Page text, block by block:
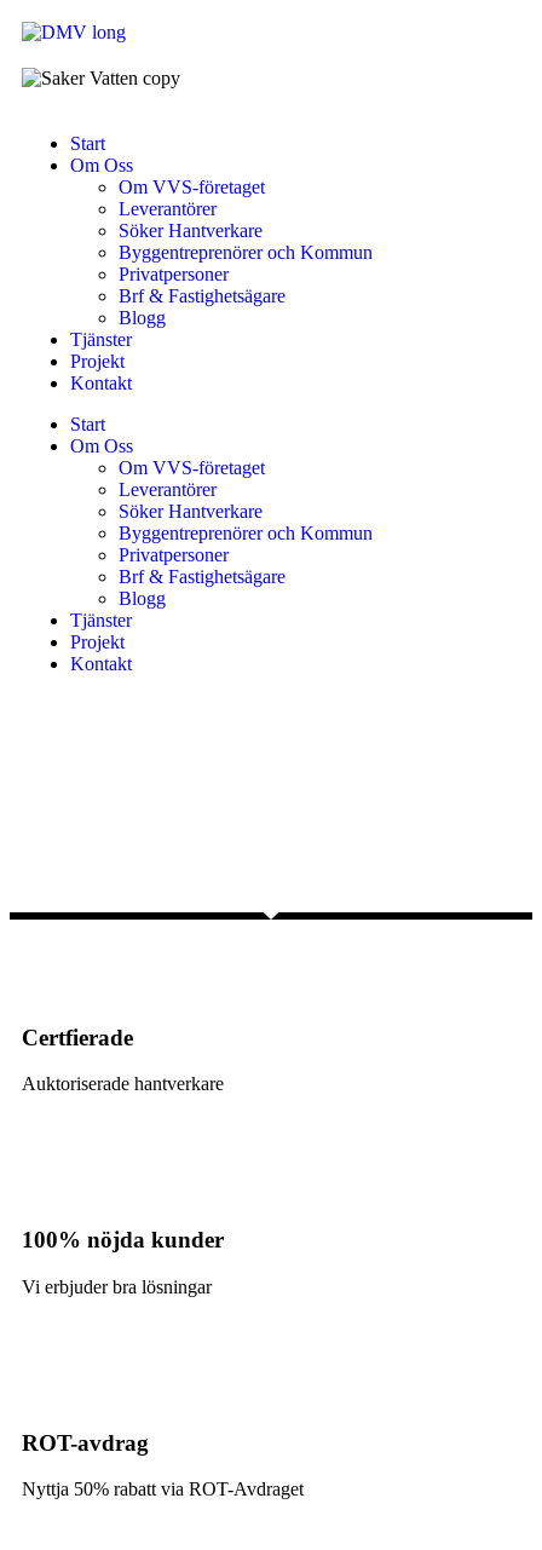
Start
Om Oss
Om VVS-företaget
Leverantörer
Söker Hantverkare
Byggentreprenörer och Kommun
Privatpersoner
Brf & Fastighetsägare
Blogg
Tjänster
Projekt
Kontakt
Start
Om Oss
Om VVS-företaget
Leverantörer
Söker Hantverkare
Byggentreprenörer och Kommun
Privatpersoner
Brf & Fastighetsägare
Blogg
Tjänster
Projekt
Kontakt
Certfierade
Auktoriserade hantverkare
100% nöjda kunder
Vi erbjuder bra lösningar
ROT-avdrag
Nyttja 50% rabatt via ROT-Avdraget